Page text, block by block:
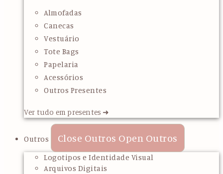
Almofadas
Canecas
Vestuário
Tote Bags
Papelaria
Acessórios
Outros Presentes
Ver tudo em presentes ➜
Outros Close Outros Open Outros
Logotipos e Identidade Visual
Arquivos Digitais